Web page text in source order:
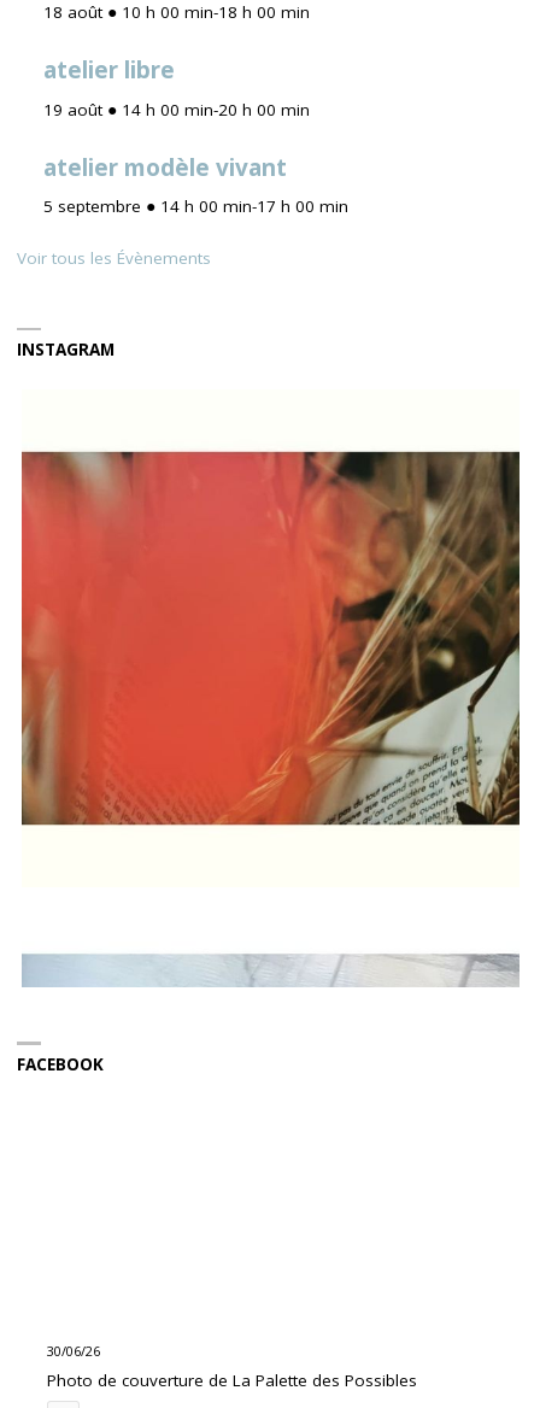
18 août ● 10 h 00 min-18 h 00 min
atelier libre
19 août ● 14 h 00 min-20 h 00 min
atelier modèle vivant
5 septembre ● 14 h 00 min-17 h 00 min
Voir tous les Évènements
INSTAGRAM
FACEBOOK
30/06/26
Photo de couverture de La Palette des Possibles